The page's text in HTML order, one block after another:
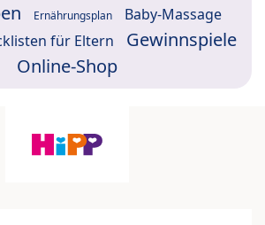
Ernährungsplan Baby-Massage
für Eltern
Gewinnspiele
Online-Shop